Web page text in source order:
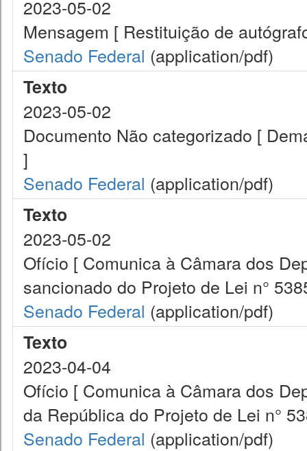
2023-05-02
Mensagem [ Restituição de
Senado Federal (application/pdf)
Texto
2023-05-02
Documento Não categorizado [
]
Senado Federal (application/pdf)
Texto
2023-05-02
Ofício [ Comunica à Câmara dos
sancionado do Projeto de Lei n°
Senado Federal (application/pdf)
Texto
2023-04-04
Ofício [ Comunica à Câmara dos
da República do Projeto de Lei n°
Senado Federal (application/pdf)